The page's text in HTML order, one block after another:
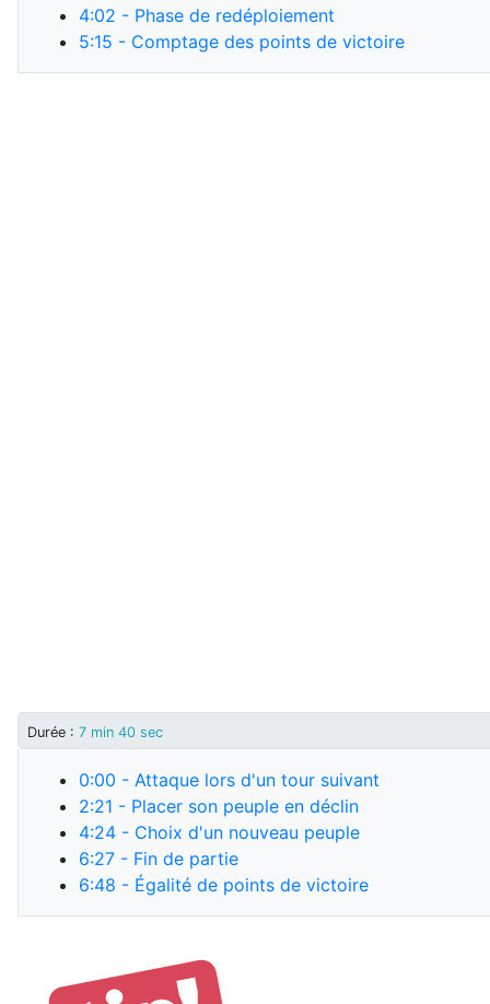
4:02 - Phase de redéploiement
5:15 - Comptage des points de victoire
Durée : 7 min 40 sec
0:00 - Attaque lors d'un tour suivant
2:21 - Placer son peuple en déclin
4:24 - Choix d'un nouveau peuple
6:27 - Fin de partie
6:48 - Égalité de points de victoire